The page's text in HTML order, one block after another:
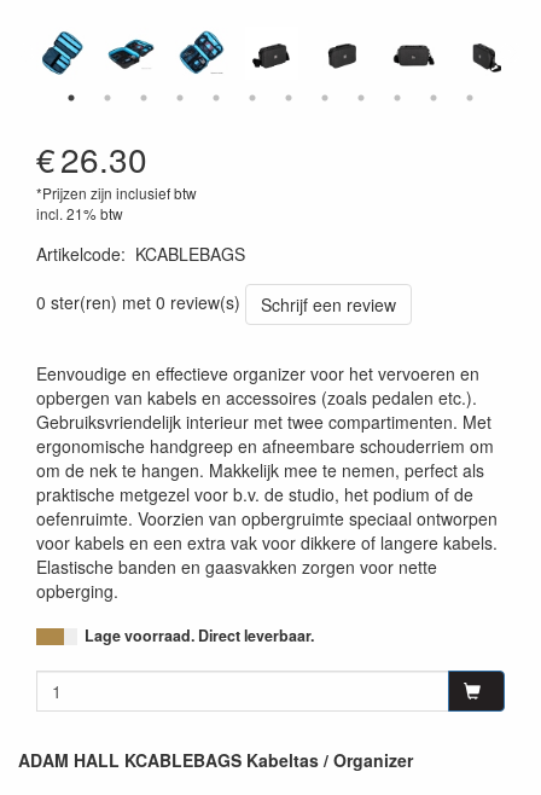
€26.30
*Prijzen zijn inclusief btw
incl. 21% btw
Artikelcode: KCABLEBAGS
0 ster(ren) met 0 review(s)
Schrijf een review
Eenvoudige en effectieve organizer voor het vervoeren en
opbergen van kabels en accessoires (zoals pedalen etc.).
Gebruiksvriendelijk interieur met twee compartimenten. Met
ergonomische handgreep en afneembare schouderriem om
om de nek te hangen. Makkelijk mee te nemen, perfect als
praktische metgezel voor b.v. de studio, het podium of de
oefenruimte. Voorzien van opbergruimte speciaal ontworpen
voor kabels en een extra vak voor dikkere of langere kabels.
Elastische banden en gaasvakken zorgen voor nette
opberging.
Lage voorraad. Direct leverbaar.
ADAM HALL KCABLEBAGS Kabeltas / Organizer